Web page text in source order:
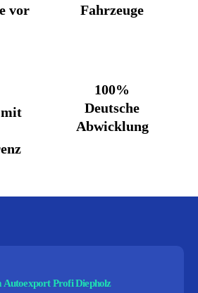
vor
Fahrzeuge
mit
100%
Deutsche
Abwicklung
Profi Diepholz